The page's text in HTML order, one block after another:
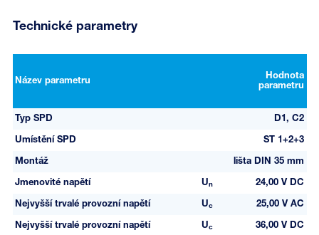
Technické parametry
Název parametru
Hodnota
parametru
Typ SPD D1, C2
Umístění SPD ST 1+2+3
Montáž lišta DIN 35 mm
Jmenovité napětí Un 24,00 V DC
Nejvyšší trvalé provozní napětí Uc 25,00 V AC
Nejvyšší trvalé provozní napětí Uc 36,00 V DC